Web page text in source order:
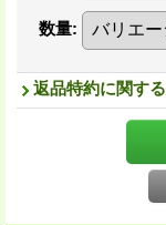
数量:
返品特約に関す